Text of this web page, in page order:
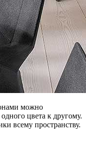
можно
цвета к другому.
всему пространству.